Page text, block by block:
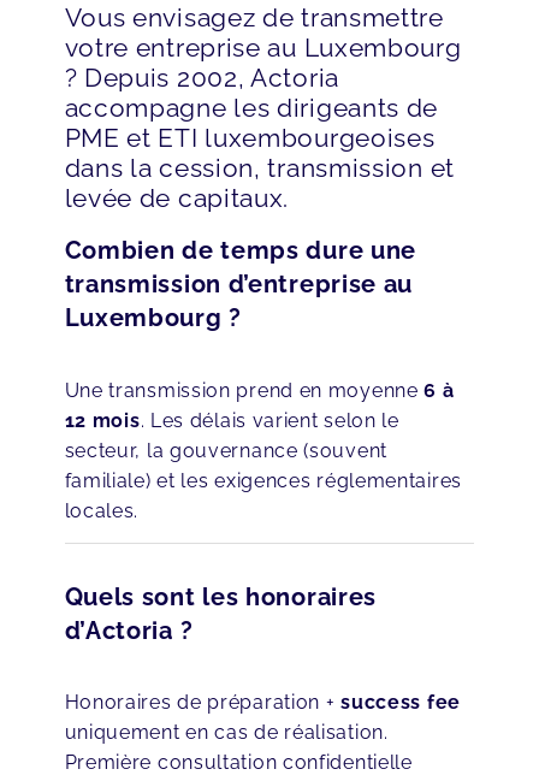
Vous envisagez de transmettre
votre entreprise au Luxembourg
? Depuis 2002, Actoria
accompagne les dirigeants de
PME et ETI luxembourgeoises
dans la cession, transmission et
levée de capitaux.
Combien de temps dure une
transmission d’entreprise au
Luxembourg ?
Une transmission prend en moyenne6 à
12 mois. Les délais varient selon le
secteur, la gouvernance (souvent
familiale) et les exigences réglementaires
locales.
Quels sont les honoraires
d’Actoria ?
Honoraires de préparation +success fee
uniquement en cas de réalisation.
Première consultation confidentielle